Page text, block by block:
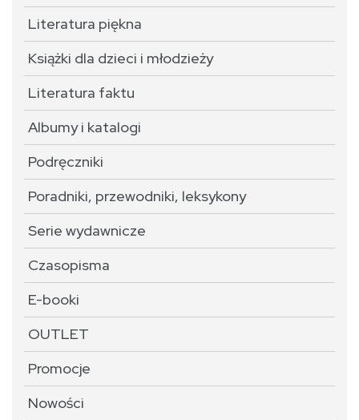
Literatura piękna
Książki dla dzieci i młodzieży
Literatura faktu
Albumy i katalogi
Podręczniki
Poradniki, przewodniki, leksykony
Serie wydawnicze
Czasopisma
E-booki
OUTLET
Promocje
Nowości